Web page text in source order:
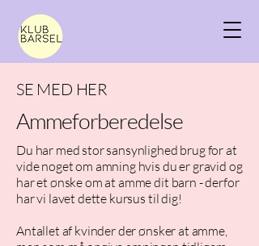
SE MED HER
Ammeforberedelse
Du har med stor sansynlighed brug for at
vide noget om amning hvis du er gravid og
har et ønske om at amme dit barn - derfor
har vi lavet dette kursus til dig!
Antallet af kvinder der ønsker at amme,